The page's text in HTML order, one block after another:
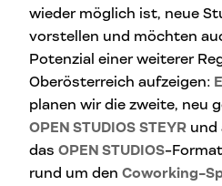
wieder möglich ist, neue
vorstellen und möchten
Potenzial einer weiterer
Oberösterreich aufzeigen:
planen wir die zweite, neu
OPEN STUDIOS STEYR und
das OPEN STUDIOS-
rund um den Coworking-